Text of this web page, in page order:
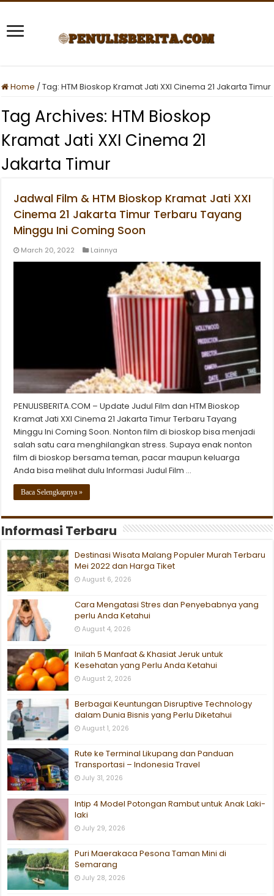
Home /Tag:HTM Bioskop Kramat Jati XXI Cinema 21 Jakarta Timur
Tag Archives: HTM Bioskop
Kramat Jati XXI Cinema 21
Jakarta Timur
Jadwal Film & HTM Bioskop Kramat Jati XXI
Cinema 21 Jakarta Timur Terbaru Tayang
Minggu Ini Coming Soon
March 20, 2022 Lainnya
PENULISBERITA.COM – Update Judul Film dan HTM Bioskop
Kramat Jati XXI Cinema 21 Jakarta Timur Terbaru Tayang
Minggu Ini Coming Soon. Nonton film di bioskop bisa menjadi
salah satu cara menghilangkan stress. Supaya enak nonton
film di bioskop bersama teman, pacar maupun keluarga
Anda bisa melihat dulu Informasi Judul Film …
Baca Selengkapnya »
Informasi Terbaru
Destinasi Wisata Malang Populer Murah Terbaru
Mei 2022 dan Harga Tiket
August 6, 2026
Cara Mengatasi Stres dan Penyebabnya yang
perlu Anda Ketahui
August 4, 2026
Inilah 5 Manfaat & Khasiat Jeruk untuk
Kesehatan yang Perlu Anda Ketahui
August 2, 2026
Berbagai Keuntungan Disruptive Technology
dalam Dunia Bisnis yang Perlu Diketahui
August 1, 2026
Rute ke Terminal Likupang dan Panduan
Transportasi – Indonesia Travel
July 31, 2026
Intip 4 Model Potongan Rambut untuk Anak Laki-
laki
July 29, 2026
Puri Maerakaca Pesona Taman Mini di
Semarang
July 28, 2026